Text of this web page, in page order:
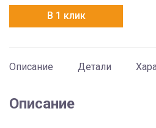
H09A4/QH-
H09A4/QH-
В 1 клик
Описание Детали
Описание